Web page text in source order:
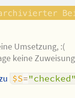
Umsetzung, :(
keine
$S=